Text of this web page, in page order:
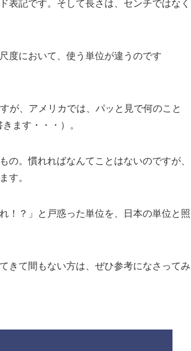
表記です。そして長さは、センチではなく
度において、使う単位が違うのです
が、アメリカでは、パッと見で何のこと
ます・・・）。
の。慣れればなんてことはないのですが、
す。
！？」と戸惑った単位を、日本の単位と照
きて間もない方は、ぜひ参考になさってみ